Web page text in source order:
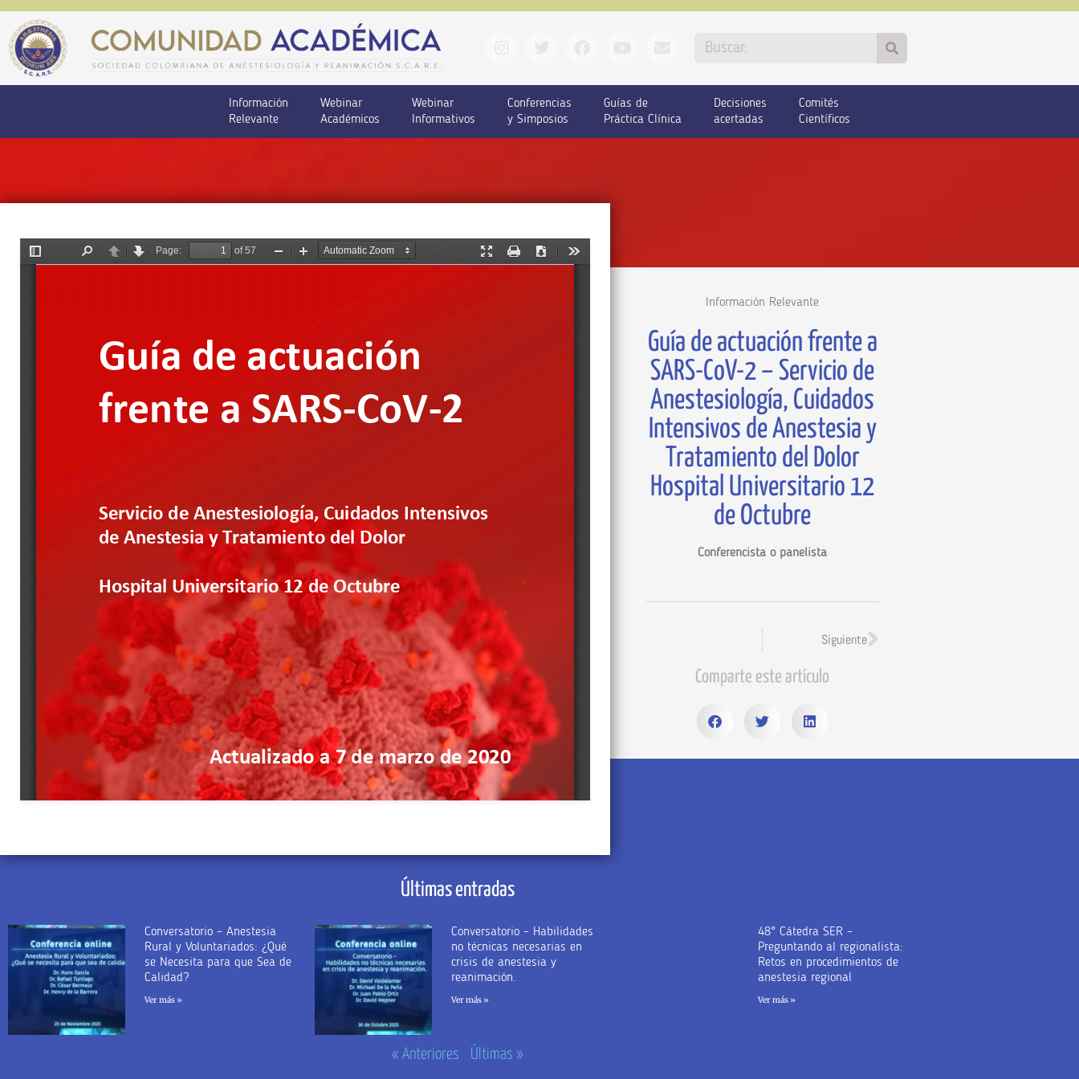
Información
Relevante
Webinar
Académicos
Webinar
Informativos
Conferencias
y Simposios
Guías de
Práctica Clínica
Decisiones
acertadas
Comités
Científicos
Información Relevante
Guía de actuación frente a
SARS-CoV-2 – Servicio de
Anestesiología, Cuidados
Intensivos de Anestesia y
Tratamiento del Dolor
Hospital Universitario 12
de Octubre
Conferencista o panelista
Siguiente
Comparte este artículo
Últimas entradas
Conversatorio – Anestesia
Rural y Voluntariados: ¿Qué
se Necesita para que Sea de
Calidad?
Ver más »
Conversatorio – Habilidades
no técnicas necesarias en
crisis de anestesia y
reanimación.
Ver más »
48° Cátedra SER –
Preguntando al regionalista:
Retos en procedimientos de
anestesia regional
Ver más »
« Anteriores Últimas »